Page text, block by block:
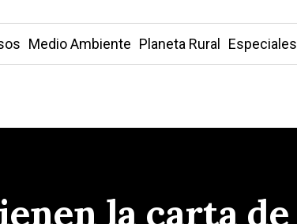
Medio Ambiente Planeta Rural Especiales
la carta de